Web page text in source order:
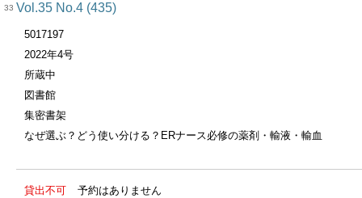
33 Vol.35 No.4 (435)
5017197
2022年4号
所蔵中
図書館
集密書架
なぜ選ぶ？どう使い分ける？ERナース必修の薬剤・輸液・輸血
貸出不可 予約はありません